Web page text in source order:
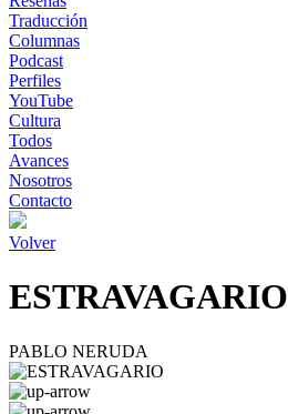
Traducción
Columnas
Podcast
Perfiles
YouTube
Cultura
Todos
Avances
Nosotros
Contacto
Volver
ESTRAVAGARIO
PABLO NERUDA